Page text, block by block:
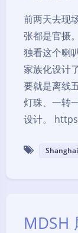
前两天去现
张都是官摄
独看这个喇
家族化设计
要就是离线
灯珠、一转
设计。
Shanghai
MDSH